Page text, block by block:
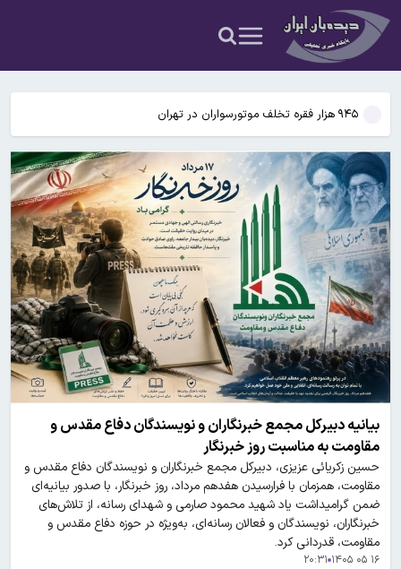
علت اصلی آلودگی هوای تهران در روزهای اخیر چه بود؟
پزشکیان: امروز مهم‌ترین نگرانی‌ام معیشت مردم است
۹۴۵ هزار فقره تخلف موتورسواران در تهران
نزولی شدن رشد سالانه مصرف برق در کشور/افزایش پاداش گزارش ماینر
غیرمجاز
پاکستان هزینه انبارداری کانتینرهای ایرانی را ۸۰ درصد کاهش داد
علت اصلی آلودگی هوای تهران در روزهای اخیر چه بود؟
پزشکیان: امروز مهم‌ترین نگرانی‌ام معیشت مردم است
بیانیه دبیرکل مجمع خبرنگاران و نویسندگان دفاع مقدس و
مقاومت به مناسبت روز خبرنگار
حسین زکریائی عزیزی، دبیرکل مجمع خبرنگاران و نویسندگان دفاع مقدس و
مقاومت، همزمان با فرارسیدن هفدهم مرداد، روز خبرنگار، با صدور بیانیه‌ای
ضمن گرامیداشت یاد شهید محمود صارمی و شهدای رسانه، از تلاش‌های
خبرنگاران، نویسندگان و فعالان رسانه‌ای، به‌ویژه در حوزه دفاع مقدس و
مقاومت، قدردانی کرد.
۱۶ ۰۵ ۱۴۰۵ ۲۰:۳۱